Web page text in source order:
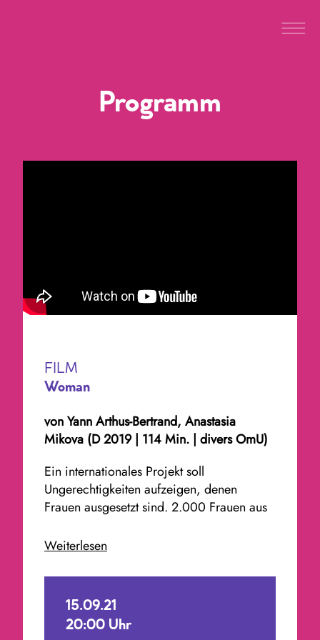
Programm
FILM
Woman
vonYann Arthus-Bertrand, Anastasia
Mikova (D 2019 | 114 Min. | divers OmU)
Ein internationales Projekt soll
Ungerechtigkeiten aufzeigen, denen
Frauen ausgesetzt sind. 2.000 Frauen aus
Geschichten über Bildung, Mutterschaft,
Unabhängigkeit. Auch Themen wie
häusliche Gewalt oder Menstruation
werden angesprochen. Die Frauen
kommen aus den verschiedensten Orten
Weiterlesen
15.09.21
20:00 Uhr